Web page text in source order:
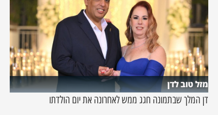
מזל טוב לדן
דן המלך שבתמונה חגג ממש לאחרונה את יום הולדתו